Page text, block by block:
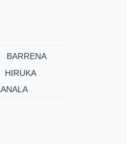
BARRENA
HIRUKA